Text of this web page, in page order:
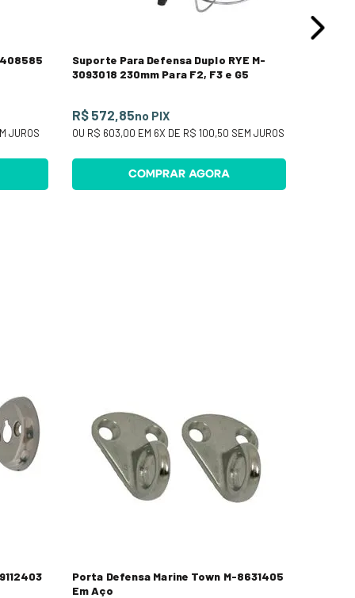
JUROS
Suporte Para Defensa Duplo RYE M-
3093018 230mm Para F2, F3 e G5
R$ 572,85no PIX
OU R$ 603,00 EM 6X DE R$ 100,50 SEM JUROS
COMPRAR AGORA
Porta Defensa Marine Town M-8631405
Em Aço